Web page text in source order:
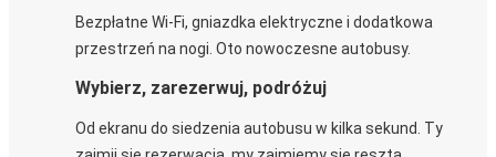
Bezpłatne Wi-Fi, gniazdka elektryczne i dodatkowa
przestrzeń na nogi. Oto nowoczesne autobusy.
Wybierz, zarezerwuj, podróżuj
Od ekranu do siedzenia autobusu w kilka sekund. Ty